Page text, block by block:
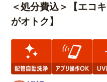
＜処分費込＞【エコ
がオトク】